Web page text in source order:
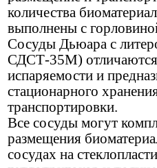
количества
выполнены с
Сосуды Дьюара с
СДСТ-35М)
испаряемости и
стационарного
транспортировки.
Все сосуды могут
размещения
сосудах на